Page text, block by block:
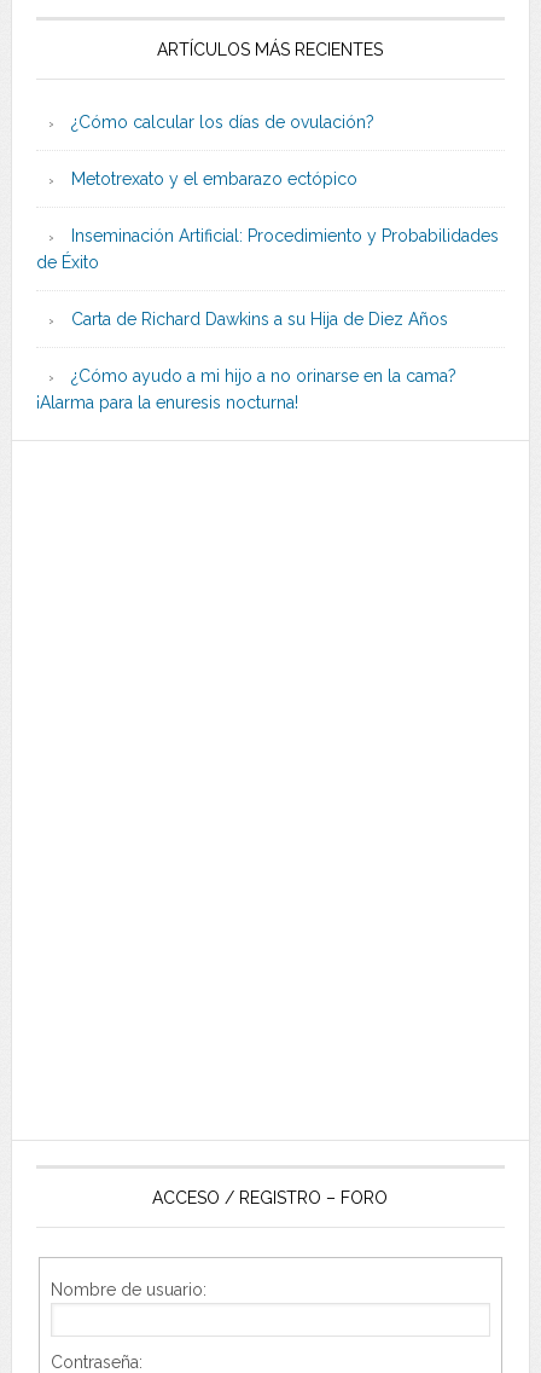
ARTÍCULOS MÁS RECIENTES
¿Cómo calcular los días de ovulación?
Metotrexato y el embarazo ectópico
Inseminación Artificial: Procedimiento y Probabilidades
de Éxito
Carta de Richard Dawkins a su Hija de Diez Años
¿Cómo ayudo a mi hijo a no orinarse en la cama?
¡Alarma para la enuresis nocturna!
ACCESO / REGISTRO – FORO
Nombre de usuario:
Contraseña: